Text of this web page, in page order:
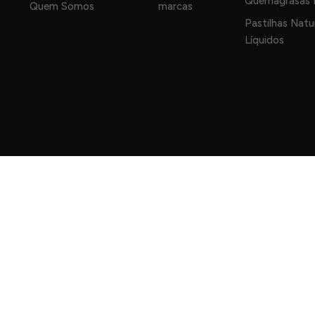
Quem Somos
marcas
Pastilhas
Líquidos